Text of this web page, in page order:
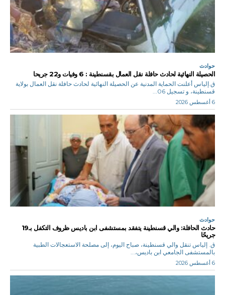
حوادث
الحصيلة النهائية لحادث حافلة نقل العمال بقسنطينة : 6 وفيات و22 جريحا
ق.إلياس أعلنت الحماية المدنية عن الحصيلة النهائية لحادث حافلة نقل العمال بولاية
قسنطينة، و تسجيل 06...
6 أغسطس 2026
حوادث
حادث الحافلة: والي قسنطينة يتفقد بمستشفى ابن باديس ظروف التكفل بـ19
جريحًا
ق. إلياس تنقل والي قسنطينة، صباح اليوم، إلى مصلحة الاستعجالات الطبية
بالمستشفى الجامعي ابن باديس،...
6 أغسطس 2026